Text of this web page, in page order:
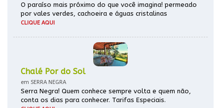
O paraíso mais próximo do que você imagina! permeado
por vales verdes, cachoeira e águas cristalinas
CLIQUE AQUI
Chalé Por do Sol
em SERRA NEGRA
Serra Negra! Quem conhece sempre volta e quem não,
conta os dias para conhecer. Tarifas Especiais.